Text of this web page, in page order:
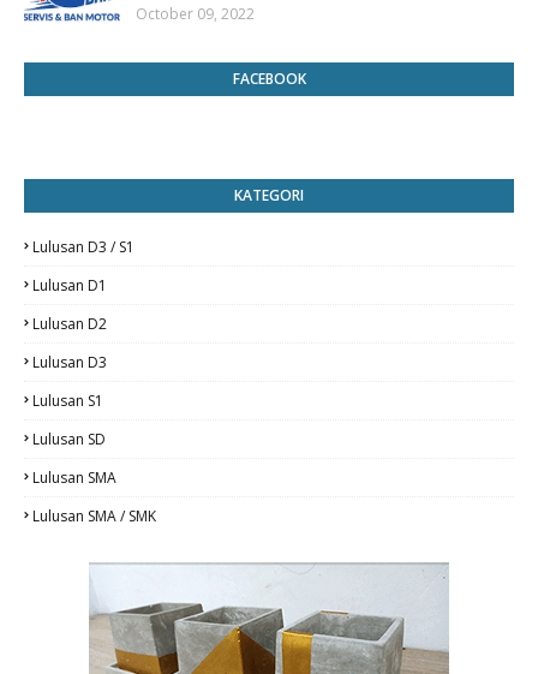
October 09, 2022
FACEBOOK
KATEGORI
Lulusan D3 / S1
Lulusan D1
Lulusan D2
Lulusan D3
Lulusan S1
Lulusan SD
Lulusan SMA
Lulusan SMA / SMK